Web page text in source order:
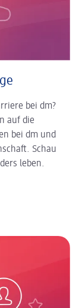
bei dm?
auf die
bei dm und
Schau
leben.